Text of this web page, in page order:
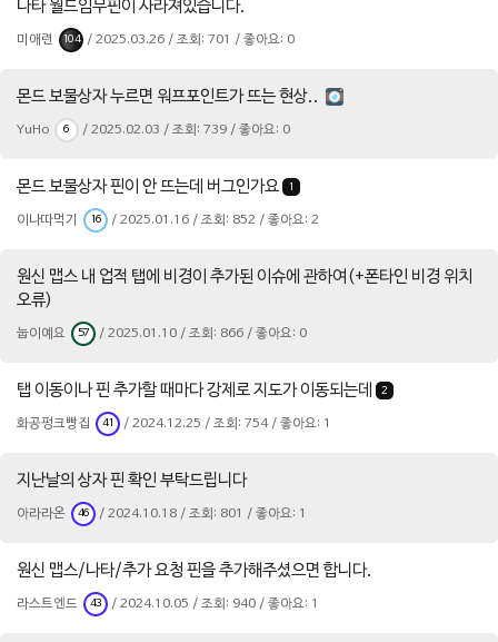
나타 월드임무핀이 사라져있습니다.
미애련 104 / 2025.03.26 / 조회: 701 / 좋아요: 0
몬드 보물상자 누르면 워프포인트가 뜨는 현상..
YuHo 6 / 2025.02.03 / 조회: 739 / 좋아요: 0
몬드 보물상자 핀이 안 뜨는데 버그인가요 1
이나따먹기 16 / 2025.01.16 / 조회: 852 / 좋아요: 2
원신 맵스 내 업적 탭에 비경이 추가된 이슈에 관하여(+폰타인 비경 위치
오류)
눕이예요 57 / 2025.01.10 / 조회: 866 / 좋아요: 0
탭 이동이나 핀 추가할 때마다 강제로 지도가 이동되는데 2
화공펑크빵집 41 / 2024.12.25 / 조회: 754 / 좋아요: 1
지난날의 상자 핀 확인 부탁드립니다
아라라온 46 / 2024.10.18 / 조회: 801 / 좋아요: 1
원신 맵스/나타/추가 요청 핀을 추가해주셨으면 합니다.
라스트엔드 43 / 2024.10.05 / 조회: 940 / 좋아요: 1